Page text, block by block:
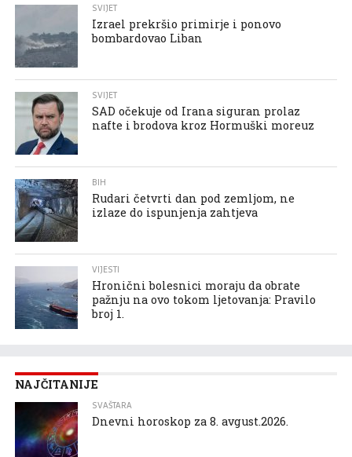
SVIJET
Izrael prekršio primirje i ponovo
bombardovao Liban
SVIJET
SAD očekuje od Irana siguran prolaz
nafte i brodova kroz Hormuški moreuz
BIH
Rudari četvrti dan pod zemljom, ne
izlaze do ispunjenja zahtjeva
VIJESTI
Hronični bolesnici moraju da obrate
pažnju na ovo tokom ljetovanja: Pravilo
broj 1.
NAJČITANIJE
SVAŠTARA
Dnevni horoskop za 8. avgust.2026.